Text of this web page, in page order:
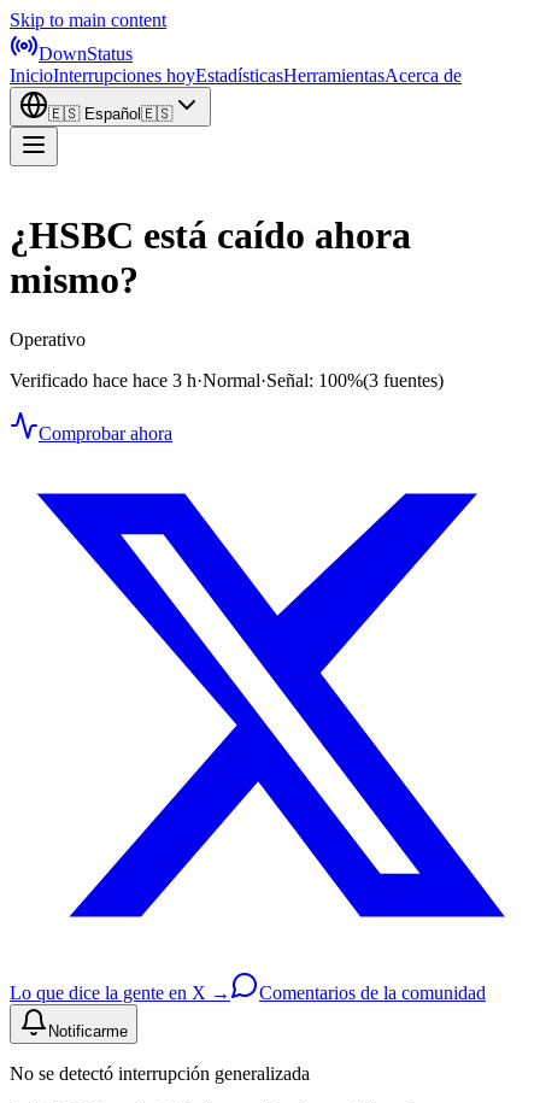
Skip to main content
DownStatus
InicioInterrupciones hoyEstadísticasHerramientasAcerca de
🇪🇸 Español 🇪🇸
¿HSBC está caído ahora
mismo?
Operativo
Verificado hace hace 3 h·Normal·Señal: 100%(3 fuentes)
Comprobar ahora
Lo que dice la gente en X → Comentarios de la comunidad
Notificarme
No se detectó interrupción generalizada